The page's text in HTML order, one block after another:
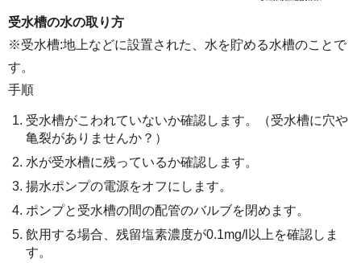
受水槽の水の取り方
※受水槽:地上などに設置された、水を貯める水槽のことで
す。
手順
受水槽がこわれていないか確認します。（受水槽に穴や
亀裂がありませんか？）
水が受水槽に残っているか確認します。
揚水ポンプの電源をオフにします。
ポンプと受水槽の間の配管のバルブを閉めます。
飲用する場合、残留塩素濃度が0.1mg/l以上を確認しま
す。